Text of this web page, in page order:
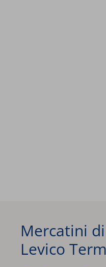
Mercatini
Levico